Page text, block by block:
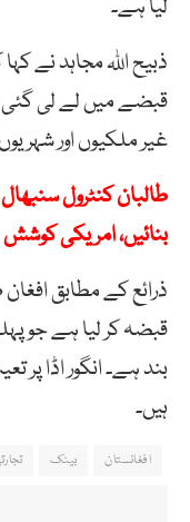
لیا ہے۔
ذبیح اللہ مجاہد نے
قبضے میں لے لی گئی
غیر ملکیوں اور
طالبان کنٹرول
بنائیں، امریکی کوشش
ذرائع کے مطابق افغان
قبضہ کر لیا ہے جو
بند ہے۔ انگور اڈا پر
ہیں۔
افغانستان بینک